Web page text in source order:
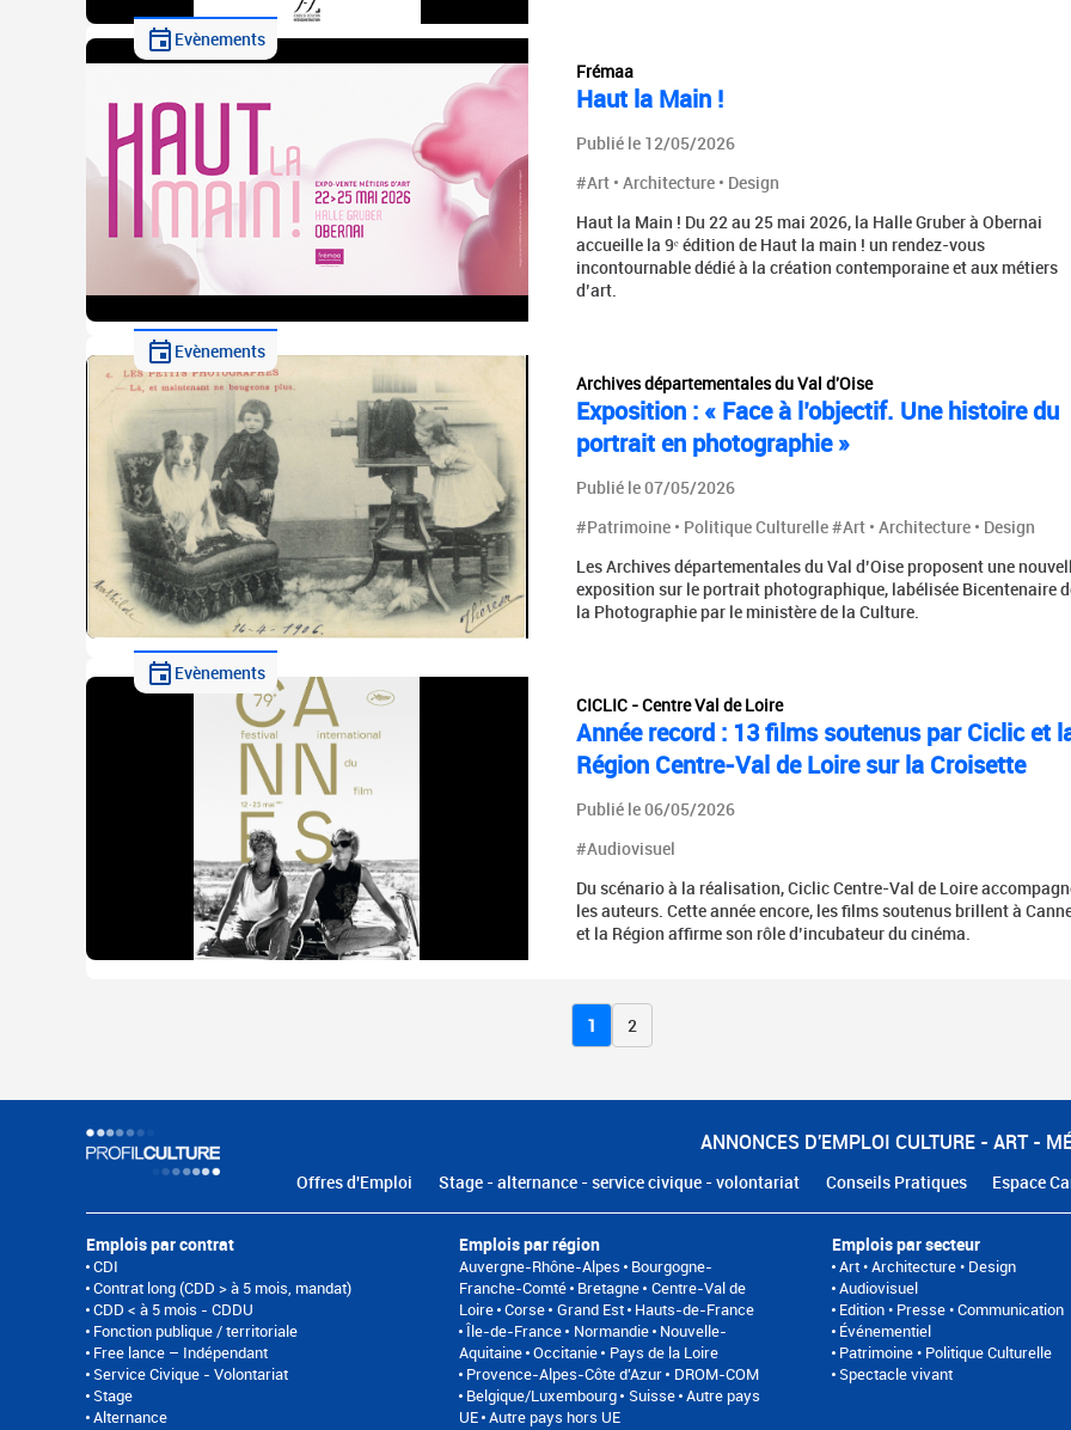
Evènements
Frémaa
Haut la Main !
Publié le 12/05/2026
#Art • Architecture • Design
Haut la Main ! Du 22 au 25 mai 2026, la Halle Gruber à Obernai
accueille la 9ᵉ édition de Haut la main ! un rendez-vous
incontournable dédié à la création contemporaine et aux métiers
d’art.
Evènements
Archives départementales du Val d'Oise
Exposition : « Face à l’objectif. Une histoire du
portrait en photographie »
Publié le 07/05/2026
#Patrimoine • Politique Culturelle #Art • Architecture • Design
Les Archives départementales du Val d’Oise proposent une
exposition sur le portrait photographique, labélisée Bicentenaire
la Photographie par le ministère de la Culture.
Evènements
CICLIC - Centre Val de Loire
Année record : 13 films soutenus par Ciclic et
Région Centre-Val de Loire sur la Croisette
Publié le 06/05/2026
#Audiovisuel
Du scénario à la réalisation, Ciclic Centre-Val de Loire
les auteurs. Cette année encore, les films soutenus brillent à
et la Région affirme son rôle d’incubateur du cinéma.
1 2
ANNONCES D'EMPLOI CULTURE - ART -
Offres d'Emploi Stage - alternance - service civique - volontariat Conseils Pratiques Espace
Emplois par contrat
CDI
Contrat long (CDD > à 5 mois, mandat)
CDD < à 5 mois - CDDU
Fonction publique / territoriale
Free lance – Indépendant
Service Civique - Volontariat
Stage
Alternance
Emplois par région
Auvergne-Rhône-Alpes
Bourgogne-
Franche-Comté Bretagne Centre-Val de
Loire Corse Grand Est Hauts-de-France
Île-de-France
Normandie Nouvelle-
Aquitaine Occitanie
Pays de la Loire
Provence-Alpes-Côte d'Azur
DROM-COM
Belgique/Luxembourg
Suisse Autre pays
UE Autre pays hors UE
Emplois par secteur
Art • Architecture • Design
Audiovisuel
Edition • Presse • Communication
Événementiel
Patrimoine • Politique Culturelle
Spectacle vivant